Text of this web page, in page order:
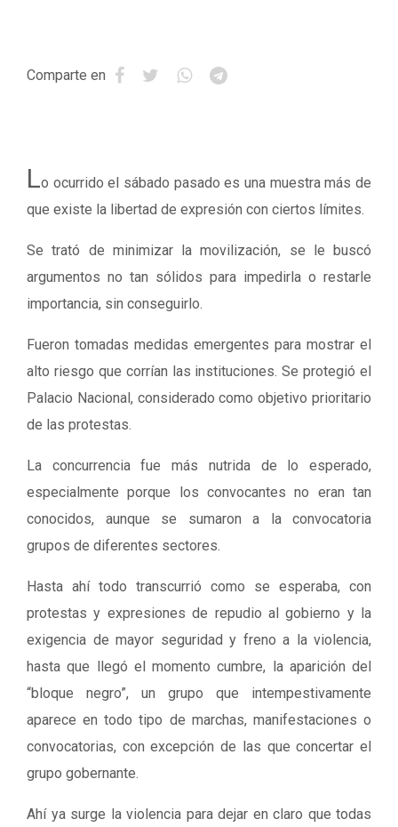
Comparte en
Lo ocurrido el sábado pasado es una muestra más de
que existe la libertad de expresión con ciertos límites.
Se trató de minimizar la movilización, se le buscó
argumentos no tan sólidos para impedirla o restarle
importancia, sin conseguirlo.
Fueron tomadas medidas emergentes para mostrar el
alto riesgo que corrían las instituciones. Se protegió el
Palacio Nacional, considerado como objetivo prioritario
de las protestas.
La concurrencia fue más nutrida de lo esperado,
especialmente porque los convocantes no eran tan
conocidos, aunque se sumaron a la convocatoria
grupos de diferentes sectores.
Hasta ahí todo transcurrió como se esperaba, con
protestas y expresiones de repudio al gobierno y la
exigencia de mayor seguridad y freno a la violencia,
hasta que llegó el momento cumbre, la aparición del
“bloque negro”, un grupo que intempestivamente
aparece en todo tipo de marchas, manifestaciones o
convocatorias, con excepción de las que concertar el
grupo gobernante.
Ahí ya surge la violencia para dejar en claro que todas